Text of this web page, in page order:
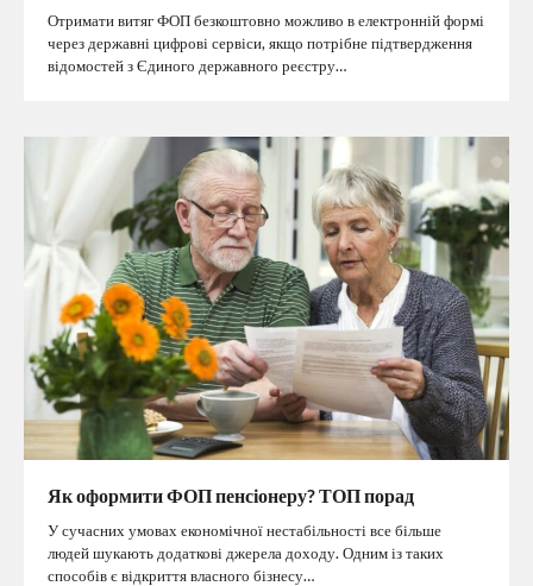
Отримати витяг ФОП безкоштовно можливо в електронній формі
через державні цифрові сервіси, якщо потрібне підтвердження
відомостей з Єдиного державного реєстру…
Як оформити ФОП пенсіонеру? ТОП порад
У сучасних умовах економічної нестабільності все більше
людей шукають додаткові джерела доходу. Одним із таких
способів є відкриття власного бізнесу…